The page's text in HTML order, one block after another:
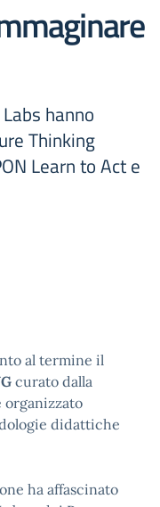
hanno
Thinking
Learn to Act e
al termine il
curato dalla
organizzato
didattiche
ha affascinato